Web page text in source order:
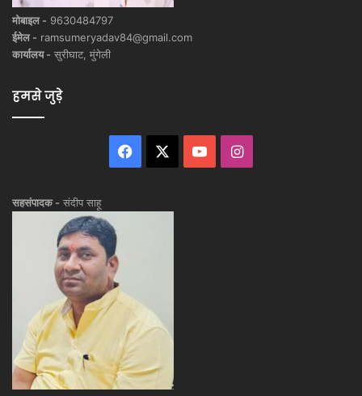
मोबाइल - 9630484797
ईमेल - ramsumeryadav84@gmail.com
कार्यालय - सुरीघाट, मुंगेली
हमसे जुड़े
Facebook YouTubeInstagram
सहसंपादक - संदीप साहू